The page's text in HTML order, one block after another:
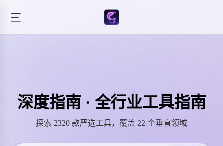
深度指南 · 全行业工具指南
探索 2320 款严选工具，覆盖 22 个垂直领域